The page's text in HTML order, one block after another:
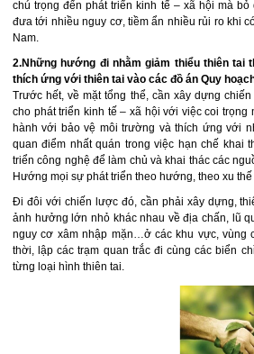
chú trọng đến phát triển kinh tế – xã hội mà
đưa tới nhiều nguy cơ, tiềm ẩn nhiều rủi ro khi
Nam.
2.Những hướng đi nhằm giảm thiểu thiên tai
thích ứng với thiên tai vào các đồ án Quy
Trước hết, về mặt tổng thể, cần xây dựng
cho phát triển kinh tế – xã hội với việc coi
hành với bảo vệ môi trường và thích ứng với
quan điểm nhất quán trong việc hạn chế khai
triển công nghệ để làm chủ và khai thác các
Hướng mọi sự phát triển theo hướng, theo xu
Đi đôi với chiến lược đó, cần phải xây dựng,
ảnh hưởng lớn nhỏ khác nhau về địa chấn, lũ
nguy cơ xâm nhập mặn…ở các khu vực, vùng
thời, lập các trạm quan trắc đi cùng các biển
từng loại hình thiên tai.